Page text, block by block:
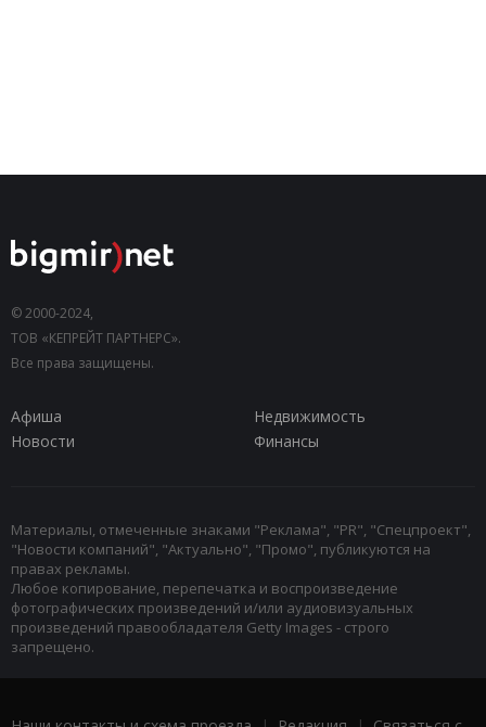
© 2000-2024,
ТОВ «КЕПРЕЙТ ПАРТНЕРС».
Все права защищены.
Афиша
Недвижимость
Новости
Финансы
Материалы, отмеченные знаками "Реклама", "PR", "Спецпроект",
"Новости компаний", "Актуально", "Промо", публикуются на
правах рекламы.
Любое копирование, перепечатка и воспроизведение
фотографических произведений и/или аудиовизуальных
произведений правообладателя Getty Images - строго
запрещено.